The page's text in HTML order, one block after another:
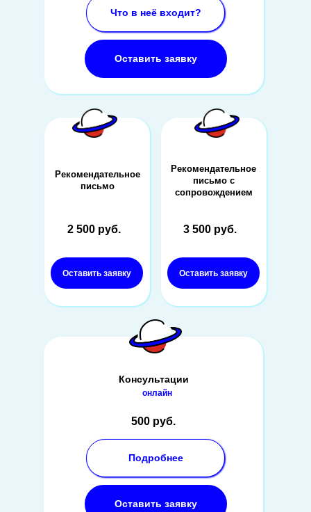
Что в неё входит?
Подробнее
Оставить заявку
2 500 руб.
Рекомендательное
письмо
Рекомендательное
письмо с
сопровождением
3 500 руб.
500 руб.
Оставить заявку
Оставить заявку
Консультации
онлайн
Оставить заявку